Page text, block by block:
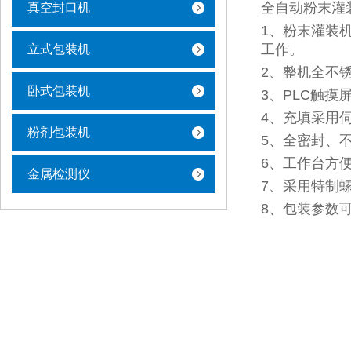
真空封口机
立式包装机
卧式包装机
粉剂包装机
金属检测仪
全自动粉末灌
1、粉末灌装
工作。
2、整机全不
3、PLC触摸
4、充填采用
5、全密封、
6、工作台方
7、采用特制
8、包装参数